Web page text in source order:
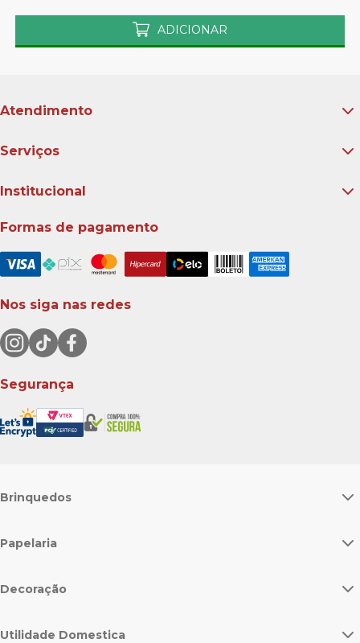
ADICIONAR
Atendimento
Serviços
Institucional
Formas de pagamento
Nos siga nas redes
Segurança
Brinquedos
Papelaria
Decoração
Utilidade Domestica